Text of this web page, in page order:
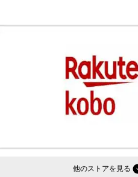
他のストア